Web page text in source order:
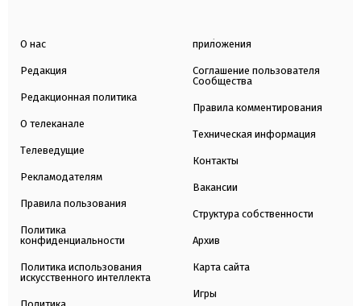
О нас
Редакция
Редакционная политика
О телеканале
Телеведущие
Рекламодателям
Правила пользования
Политика
конфиденциальности
Политика использования
искусственного интеллекта
приложения
Соглашение пользователя
Сообщества
Правила комментирования
Техническая информация
Контакты
Вакансии
Структура собственности
Архив
Карта сайта
Игры